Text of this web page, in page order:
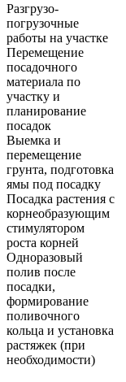
Разгрузо-
погрузочные
работы на участке
Перемещение
посадочного
материала по
участку и
планирование
посадок
Выемка и
перемещение
грунта, подготовка
ямы под посадку
Посадка растения с
корнеобразующим
стимулятором
роста корней
Одноразовый
полив после
посадки,
формирование
поливочного
кольца и установка
растяжек (при
необходимости)